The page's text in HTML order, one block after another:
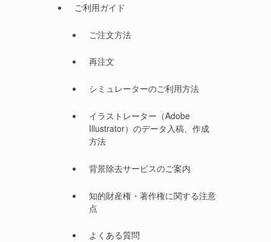
ご利用ガイド
ご注文方法
再注文
シミュレーターのご利用方法
イラストレーター（Adobe
Illustrator）のデータ入稿、作成
方法
背景除去サービスのご案内
知的財産権・著作権に関する注意
点
よくある質問